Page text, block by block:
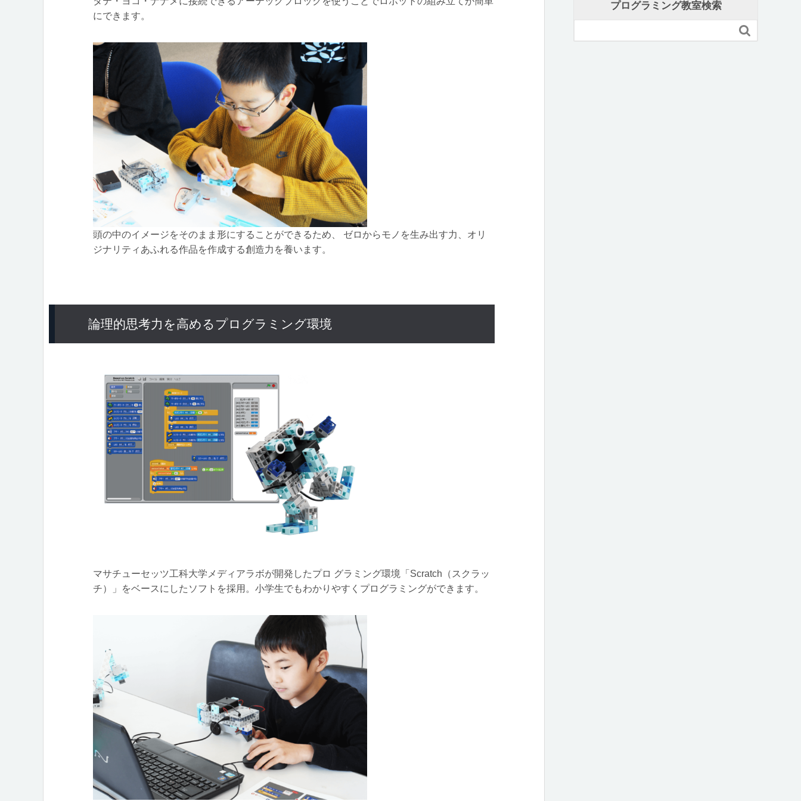
にできます。
頭の中のイメージをそのまま形にすることができるため、 ゼロからモノを生み出す力、オリ
ジナリティあふれる作品を作成する創造力を養います。
論理的思考力を高めるプログラミング環境
マサチューセッツ工科大学メディアラボが開発したプロ グラミング環境「Scratch（スクラッ
チ）」をベースにしたソフトを採用。小学生でもわかりやすくプログラミングができます。
プログラミング教室検索
